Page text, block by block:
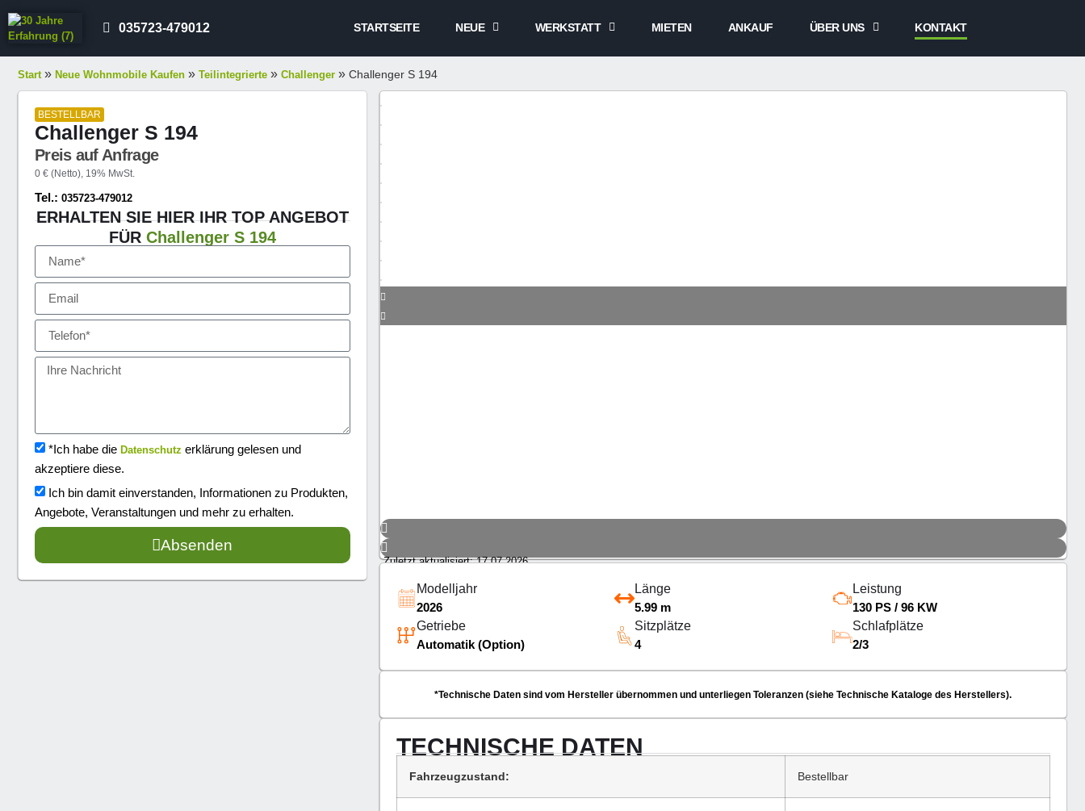
035723-479012 STARTSEITE NEUE WERKSTATT MIETEN ANKAUF ÜBER UNS KONTAKT
Start » Neue Wohnmobile Kaufen » Teilintegrierte » Challenger » Challenger S 194
BESTELLBAR
Challenger S 194
Preis auf Anfrage
0 € (Netto), 19% MwSt.
Tel.: 035723-479012
ERHALTEN SIE HIER IHR TOP ANGEBOT
FÜR Challenger S 194
*Ich habe die Datenschutz erklärung gelesen und
akzeptiere diese.
Ich bin damit einverstanden, Informationen zu Produkten,
Angebote, Veranstaltungen und mehr zu erhalten.
Absenden
Zuletzt aktualisiert: 17.07.2026
Modelljahr
2026
Länge
5.99 m
Leistung
130 PS / 96 KW
Getriebe
Automatik (Option)
Sitzplätze
4
Schlafplätze
2/3
*Technische Daten sind vom Hersteller übernommen und unterliegen Toleranzen (siehe Technische Kataloge des Herstellers).
TECHNISCHE DATEN
Fahrzeugzustand: Bestellbar